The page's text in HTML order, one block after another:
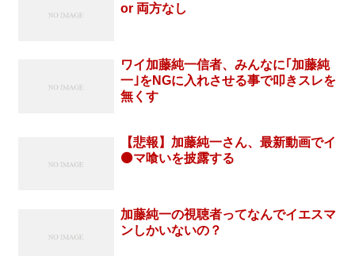
or 両方なし
ワイ加藤純一信者、みんなに｢加藤純
一｣をNGに入れさせる事で叩きスレを
無くす
【悲報】加藤純一さん、最新動画でイ
⚫️マ喰いを披露する
加藤純一の視聴者ってなんでイエスマ
ンしかいないの？